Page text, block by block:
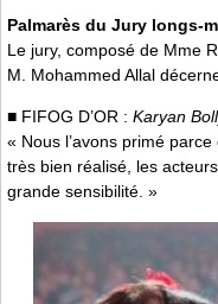
Palmarès du Jury longs-
Le jury, composé de Mme
M. Mohammed Allal
■ FIFOG D’OR : Karyan
« Nous l’avons primé
très bien réalisé, les
grande sensibilité. »